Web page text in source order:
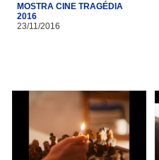
MOSTRA CINE TRAGÉDIA
2016
23/11/2016